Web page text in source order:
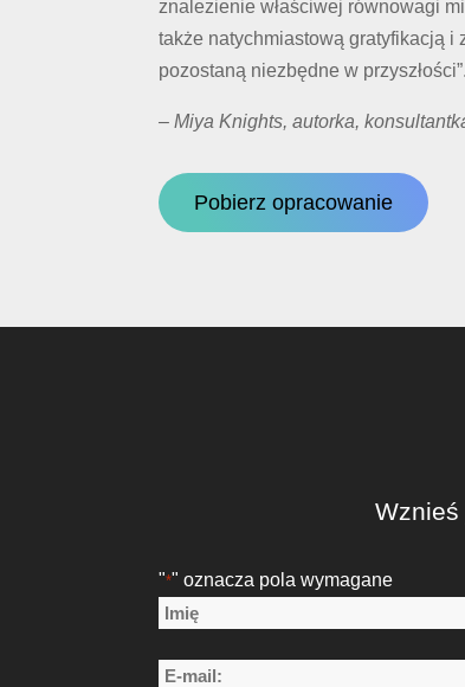
znalezienie właściwej równowagi
także natychmiastową gratyfikacją
pozostaną niezbędne w przyszłości”.
– Miya Knights, autorka,
Pobierz opracowanie
"*" oznacza pola wymagane
Nazwa
Imię
E-